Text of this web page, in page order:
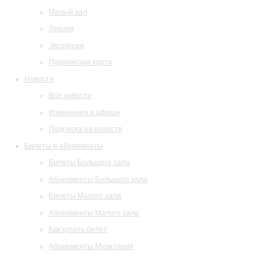
Малый зал
Лекции
Экскурсии
Пушкинская карта
Новости
Все новости
Изменения в афише
Подписка на новости
Билеты и абонементы
Билеты Большого зала
Абонементы Большого зала
Билеты Малого зала
Абонементы Малого зала
Как купить билет
Абонементы Музитория